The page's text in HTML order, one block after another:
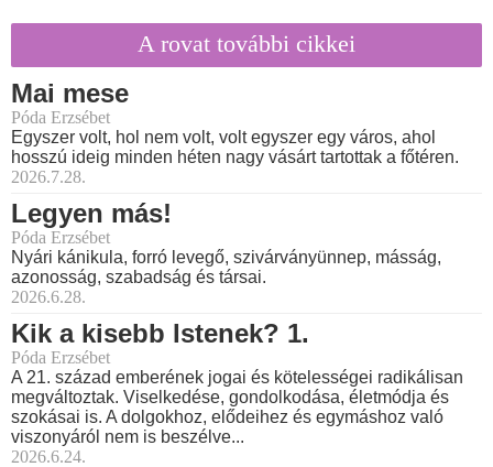
A rovat további cikkei
Mai mese
Póda Erzsébet
Egyszer volt, hol nem volt, volt egyszer egy város, ahol
hosszú ideig minden héten nagy vásárt tartottak a főtéren.
2026.7.28.
Legyen más!
Póda Erzsébet
Nyári kánikula, forró levegő, szivárványünnep, másság,
azonosság, szabadság és társai.
2026.6.28.
Kik a kisebb Istenek? 1.
Póda Erzsébet
A 21. század emberének jogai és kötelességei radikálisan
megváltoztak. Viselkedése, gondolkodása, életmódja és
szokásai is. A dolgokhoz, elődeihez és egymáshoz való
viszonyáról nem is beszélve...
2026.6.24.